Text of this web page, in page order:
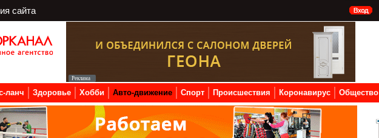
сайта
ланч Здоровье Хобби Авто-движение Спорт Происшествия Коронавирус Общество